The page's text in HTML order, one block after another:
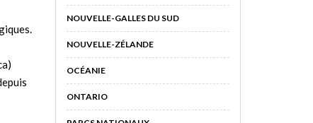
NOUVELLE-GALLES DU SUD
NOUVELLE-ZÉLANDE
OCÉANIE
ONTARIO